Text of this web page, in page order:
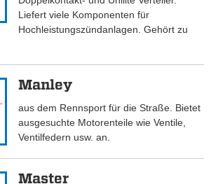
Liefert viele Komponenten für
Hochleistungszündanlagen. Gehört zu
Manley
aus dem Rennsport für die Straße. Bietet
ausgesuchte Motorenteile wie Ventile,
Ventilfedern usw. an.
Master